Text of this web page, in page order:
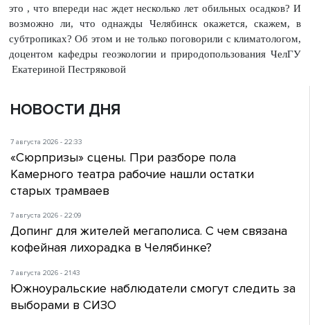
это , что впереди нас ждет несколько лет обильных осадков? И
возможно ли, что однажды Челябинск окажется, скажем, в
субтропиках? Об этом и не только поговорили с климатологом,
доцентом кафедры геоэкологии и природопользования ЧелГУ
Екатериной Пестряковой
НОВОСТИ ДНЯ
7 августа 2026 - 22:33
«Сюрпризы» сцены. При разборе пола
Камерного театра рабочие нашли остатки
старых трамваев
7 августа 2026 - 22:09
Допинг для жителей мегаполиса. С чем связана
кофейная лихорадка в Челябинке?
7 августа 2026 - 21:43
Южноуральские наблюдатели смогут следить за
выборами в СИЗО